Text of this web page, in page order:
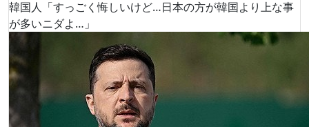
韓国人「すっごく悔しいけど…日本の方が韓国より上な事
が多いニダよ…」